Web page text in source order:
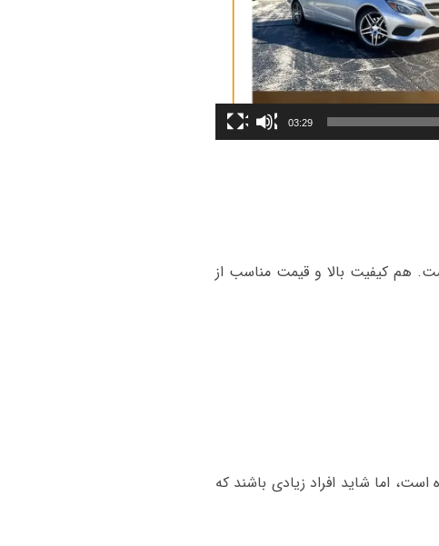
03:29
هم کیفیت بالا و قیمت مناسب از
اما شاید افراد زیادی باشند که